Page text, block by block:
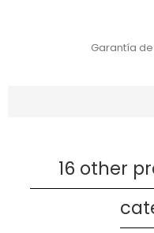
Garantía
16 other